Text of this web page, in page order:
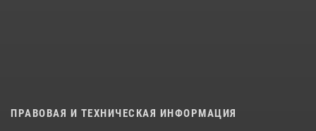
ПРАВОВАЯ И ТЕХНИЧЕСКАЯ ИНФОРМАЦИЯ